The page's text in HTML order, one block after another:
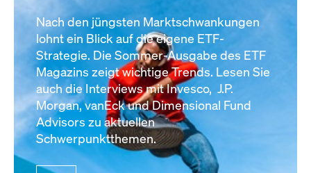
Nach den jüngsten Marktschwankungen
lohnt ein Blick auf die eigene ETF-
Strategie. Die Sommer-Ausgabe des ETF
Magazins zeigt wichtige Trends. Lesen Sie
auch die Interviews mit Invesco, J.P.
Morgan, vanEck und Dimensional Fund
Advisors zu aktuellen
Schwerpunktthemen.